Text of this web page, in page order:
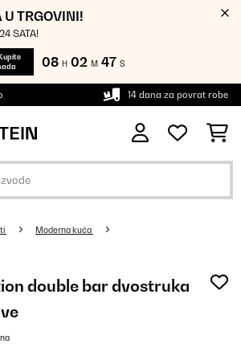
U TRGOVINI!
SATA!
08 H 02 M 47 S
14 dana za povrat robe
Moderna kuća
double bar dvostruka